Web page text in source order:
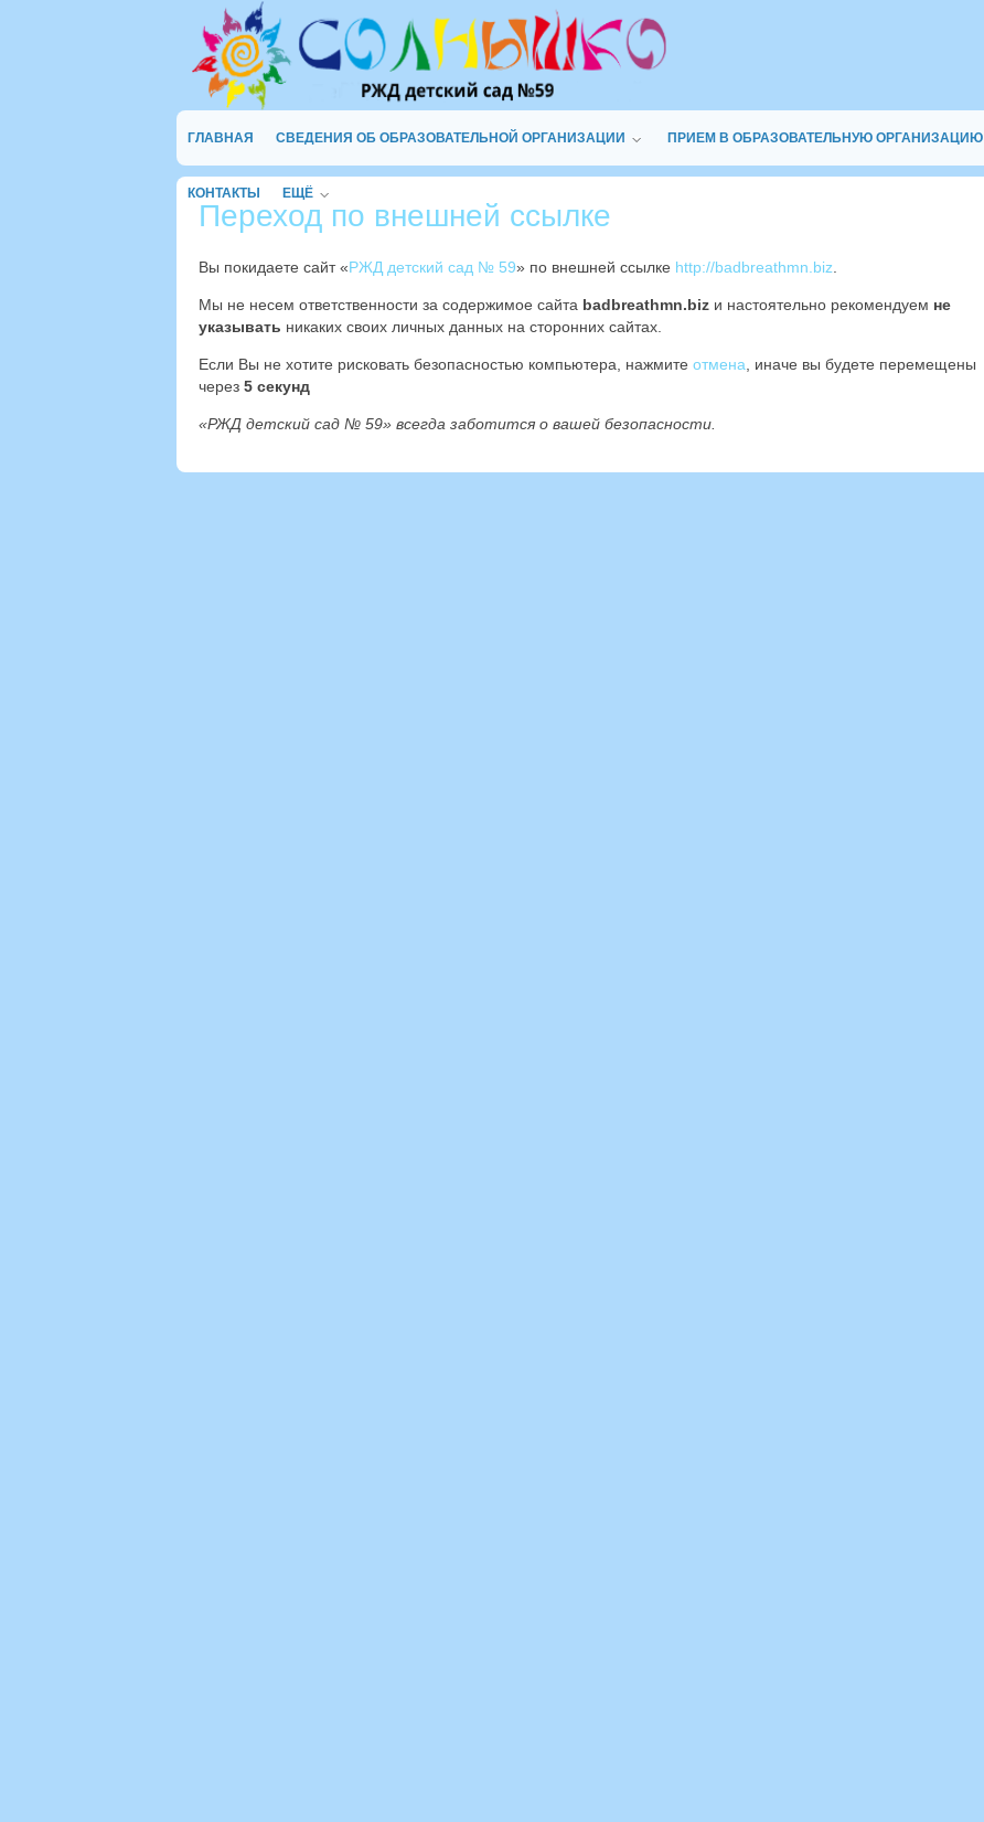
ГЛАВНАЯ СВЕДЕНИЯ ОБ ОБРАЗОВАТЕЛЬНОЙ ОРГАНИЗАЦИИ ПРИЕМ В ОБРАЗОВАТЕЛЬНУЮ ОРГАНИЗАЦИЮ
КОНТАКТЫ ЕЩЁ
Переход по внешней ссылке
Вы покидаете сайт «РЖД детский сад № 59» по внешней ссылке http://badbreathmn.biz
Мы не несем ответственности за содержимое сайта badbreathmn.biz и настоятельно рекомендуем не
указывать никаких своих личных данных на сторонних сайтах.
Если Вы не хотите рисковать безопасностью компьютера, нажмите отмена , иначе вы будете перемещены
через 4 секунд
«РЖД детский сад № 59» всегда заботится о вашей безопасности.